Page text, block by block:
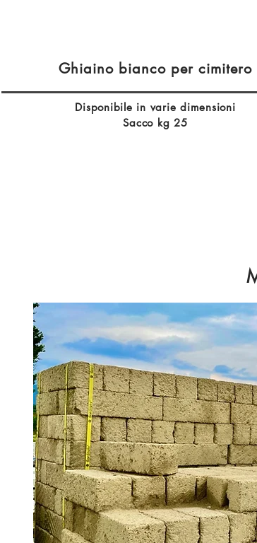
Ghiaino bianco per cimitero
Disponibile in varie dimensioni
Sacco kg 25​​